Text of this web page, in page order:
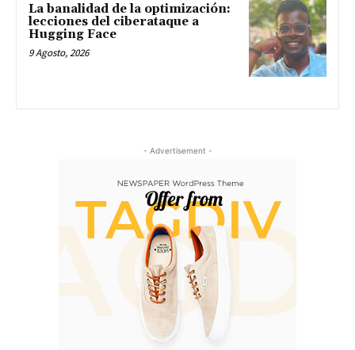
La banalidad de la optimización:
lecciones del ciberataque a
Hugging Face
9 Agosto, 2026
- Advertisement -